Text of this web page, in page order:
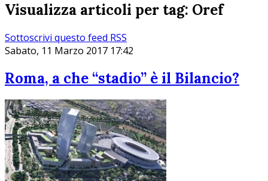
Visualizza articoli per tag: Oref
Sottoscrivi questo feed RSS
Sabato, 11 Marzo 2017 17:42
Roma, a che “stadio” è il Bilancio?